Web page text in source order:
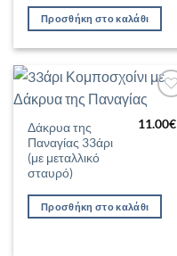
Προσθήκη στο καλάθι
Προσθήκη
στη Λίστα
Δάκρυα της
Παναγίας 33άρι
(με μεταλλικό
σταυρό)
11.00€
Προσθήκη στο καλάθι